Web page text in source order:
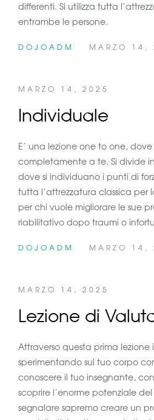
differenti. Si utilizza tutta
entrambe le persone.
DOJOADM MARZO 14,
MARZO 14, 2025
Individuale
E’ una lezione one to one,
completamente a te. Si divide
dove si individuano i punti di
tutta l’attrezzatura classica per
per chi vuole migliorare le sue
riabilitativo dopo traumi o
DOJOADM MARZO 14,
MARZO 14, 2025
Lezione di
Attraverso questa prima
sperimentando sul tuo corpo
conoscere il tuo insegnante,
scoprire l’enorme potenziale
segnalare sapremo creare un